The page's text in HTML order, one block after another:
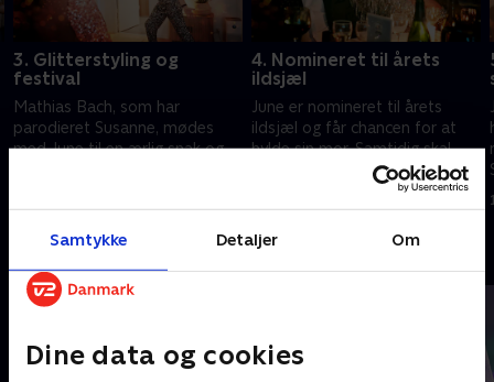
Samtykke Detaljer Om
Dine data og cookies
3. Glitterstyling og
festival
Mathias Bach, som har
parodieret Susanne, mødes
med June til en ærlig snak og
festivalen Vi Elsker.
4. Nomineret til årets
ildsjæl
June er nomineret til årets
ildsjæl og får chancen for at
hylde sin mor. Samtidig skal
hun færdiggøre en stor opgave
i Bølgen, som de skulle have
løst sammen.
Andre så også